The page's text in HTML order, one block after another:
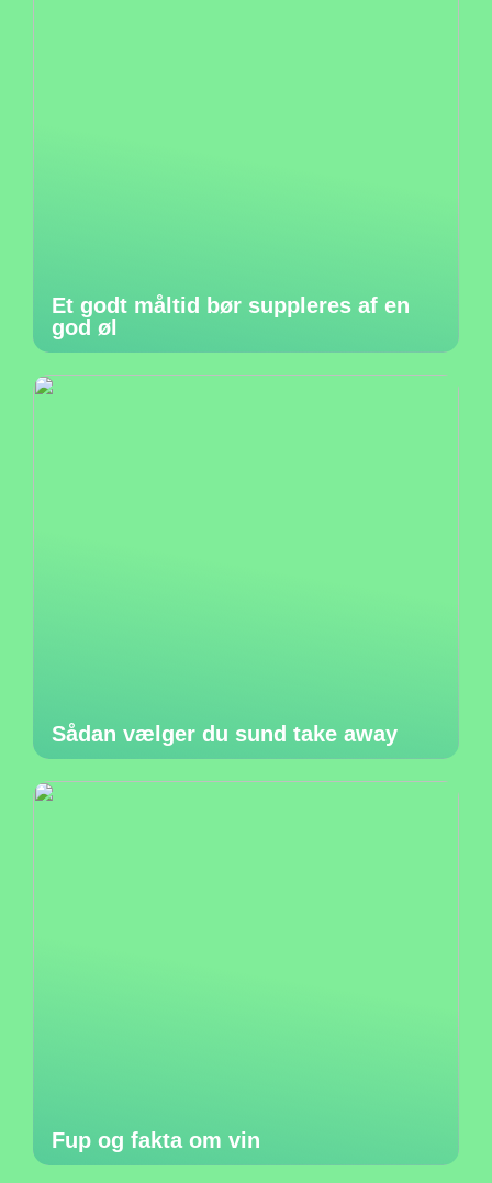
Et godt måltid bør suppleres af en
god øl
Sådan vælger du sund take away
Fup og fakta om vin